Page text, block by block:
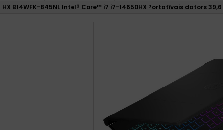
B14WFK-845NL Intel® Core™ i7 i7-14650HX Portatīvais dators 39,6